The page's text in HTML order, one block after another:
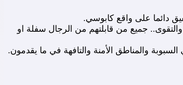
دائما على واقع كابوسي.
جميع من قابلتهم من الرجال سفلة او
والمناطق الأمنة والتافهة في ما يقدمون.